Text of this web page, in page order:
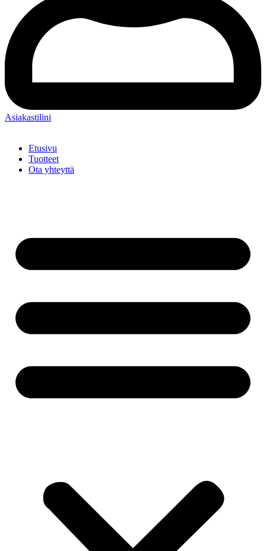
Asiakastilini
Etusivu
Tuotteet
Ota yhteyttä